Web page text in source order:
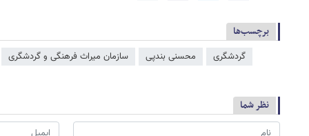
برچسب‌ها
گردشگری محسنی بندپی سازمان میراث فرهنگی و گردشگری
نظر شما